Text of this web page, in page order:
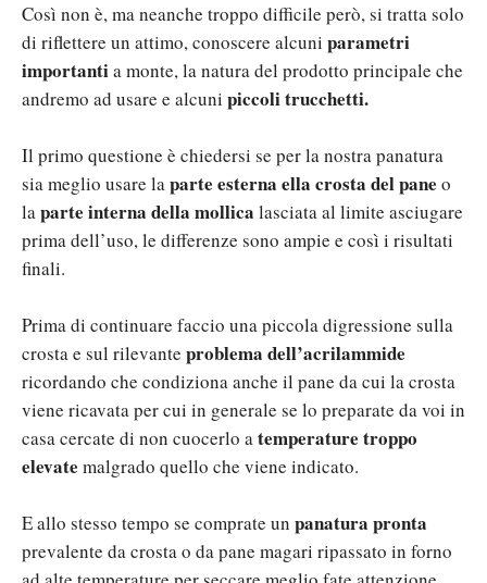
Così non è, ma neanche troppo difficile però, si tratta solo
di riflettere un attimo, conoscere alcuni parametri
importantia monte, la natura del prodotto principale che
andremo ad usare e alcuni piccoli trucchetti.
Il primo questione è chiedersi se per la nostra panatura
sia meglio usare laparte esterna ella crosta del pane o
laparte interna della mollica lasciata al limite asciugare
prima dell’uso, le differenze sono ampie e così i risultati
finali.
Prima di continuare faccio una piccola digressione sulla
crosta e sul rilevante problema dell’acrilammide
ricordando che condiziona anche il pane da cui la crosta
viene ricavata per cui in generale se lo preparate da voi in
casa cercate di non cuocerlo atemperature troppo
elevate malgrado quello che viene indicato.
E allo stesso tempo se comprate un panatura pronta
prevalente da crosta o da pane magari ripassato in forno